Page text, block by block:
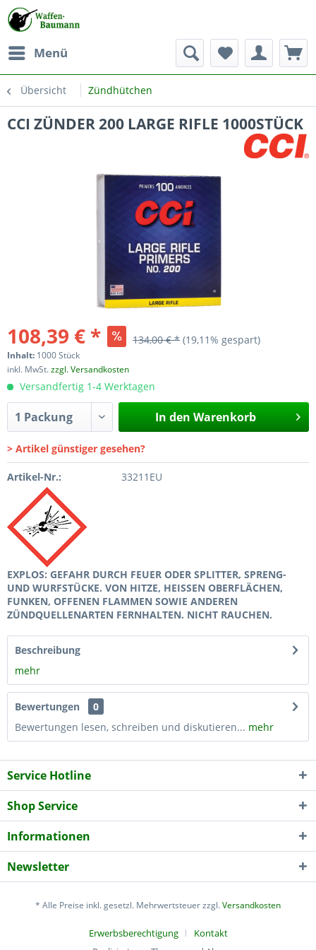
Menü
Übersicht Zündhütchen
CCI ZÜNDER 200 LARGE RIFLE 1000STÜCK
108,39 € * 134,00 € * (19,11% gespart)
Inhalt: 1000 Stück
inkl. MwSt.zzgl. Versandkosten
Versandfertig 1-4 Werktagen
In den Warenkorb
> Artikel günstiger gesehen?
Artikel-Nr.: 33211EU
EXPLOS: GEFAHR DURCH FEUER ODER SPLITTER, SPRENG-
UND WURFSTÜCKE. VON HITZE, HEISSEN OBERFLÄCHEN,
FUNKEN, OFFENEN FLAMMEN SOWIE ANDEREN
ZÜNDQUELLENARTEN FERNHALTEN. NICHT RAUCHEN.
Beschreibung
mehr
Bewertungen
0
Bewertungen lesen, schreiben und diskutieren... mehr
Service Hotline
Shop Service
Informationen
Newsletter
* Alle Preise inkl. gesetzl. Mehrwertsteuer zzgl.Versandkosten
Erwerbsberechtigung
Kontakt